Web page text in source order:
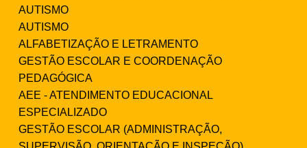
AUTISMO
AUTISMO
ALFABETIZAÇÃO E LETRAMENTO
GESTÃO ESCOLAR E COORDENAÇÃO
PEDAGÓGICA
AEE - ATENDIMENTO EDUCACIONAL
ESPECIALIZADO
GESTÃO ESCOLAR (ADMINISTRAÇÃO,